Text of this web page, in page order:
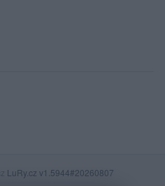
LuRy.cz v1.5944#20260807